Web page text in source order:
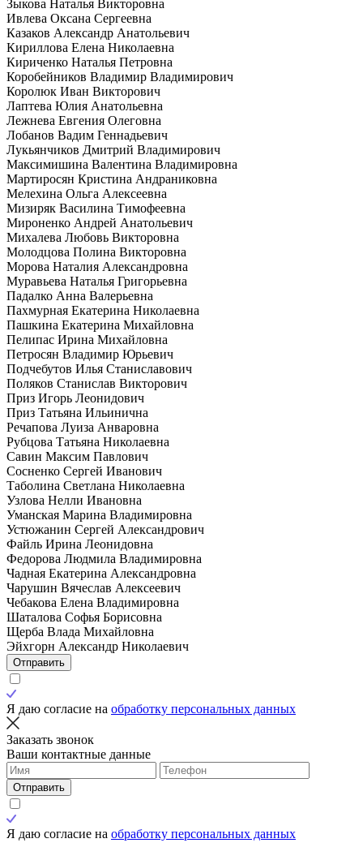
Зыкова Наталья Викторовна
Ивлева Оксана Сергеевна
Казаков Александр Анатольевич
Кириллова Елена Николаевна
Кириченко Наталья Петровна
Коробейников Владимир Владимирович
Королюк Иван Викторович
Лаптева Юлия Анатольевна
Лежнева Евгения Олеговна
Лобанов Вадим Геннадьевич
Лукьянчиков Дмитрий Владимирович
Максимишина Валентина Владимировна
Мартиросян Кристина Андраниковна
Мелехина Ольга Алексеевна
Мизиряк Василина Тимофеевна
Мироненко Андрей Анатольевич
Михалева Любовь Викторовна
Молодцова Полина Викторовна
Морова Наталия Александровна
Муравьева Наталья Григорьевна
Падалко Анна Валерьевна
Пахмурная Екатерина Николаевна
Пашкина Екатерина Михайловна
Пелипас Ирина Михайловна
Петросян Владимир Юрьевич
Подчебутов Илья Станиславович
Поляков Станислав Викторович
Приз Игорь Леонидович
Приз Татьяна Ильинична
Речапова Луиза Анваровна
Рубцова Татьяна Николаевна
Савин Максим Павлович
Сосненко Сергей Иванович
Таболина Светлана Николаевна
Узлова Нелли Ивановна
Уманская Марина Владимировна
Устюжанин Сергей Александрович
Файль Ирина Леонидовна
Федорова Людмила Владимировна
Чадная Екатерина Александровна
Чарушин Вячеслав Алексеевич
Чебакова Елена Владимировна
Шаталова Софья Борисовна
Щерба Влада Михайловна
Эйхгорн Александр Николаевич
Отправить
Я даю согласие на обработку персональных данных
Заказать звонок
Ваши контактные данные
Отправить
Я даю согласие на обработку персональных данных